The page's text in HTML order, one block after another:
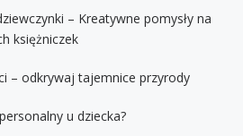
– Kreatywne pomysły na
księżniczek
– odkrywaj tajemnice przyrody
u dziecka?